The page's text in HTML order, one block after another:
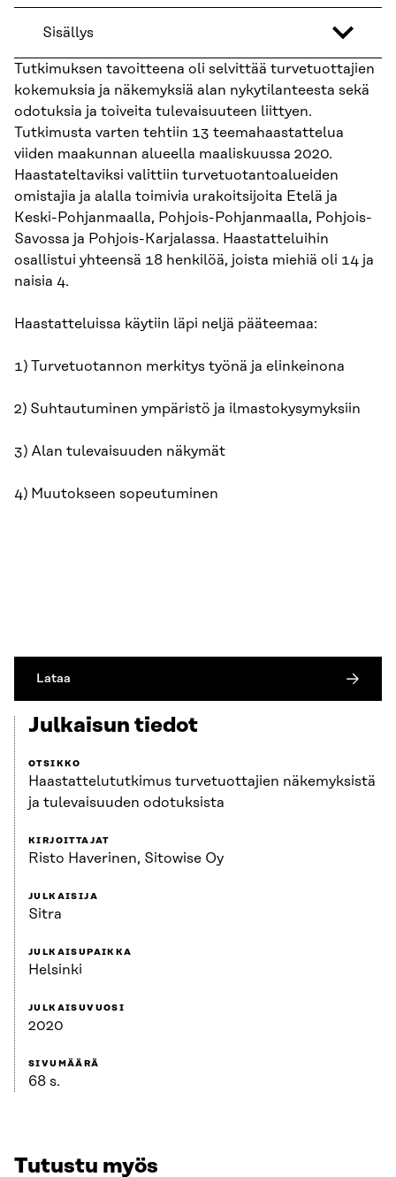
Sisällys
Tutkimuksen tavoitteena oli selvittää turvetuottajien
kokemuksia ja näkemyksiä alan nykytilanteesta sekä
odotuksia ja toiveita tulevaisuuteen liittyen.
Tutkimusta varten tehtiin 13 teemahaastattelua
viiden maakunnan alueella maaliskuussa 2020.
Haastateltaviksi valittiin turvetuotantoalueiden
omistajia ja alalla toimivia urakoitsijoita Etelä ja
Keski-Pohjanmaalla, Pohjois-Pohjanmaalla, Pohjois-
Savossa ja Pohjois-Karjalassa. Haastatteluihin
osallistui yhteensä 18 henkilöä, joista miehiä oli 14 ja
naisia 4.
Haastatteluissa käytiin läpi neljä pääteemaa:
1) Turvetuotannon merkitys työnä ja elinkeinona
2) Suhtautuminen ympäristö ja ilmastokysymyksiin
3) Alan tulevaisuuden näkymät
4) Muutokseen sopeutuminen
Lataa
Julkaisun tiedot
OTSIKKO
Haastattelututkimus turvetuottajien näkemyksistä
ja tulevaisuuden odotuksista
KIRJOITTAJAT
Risto Haverinen, Sitowise Oy
JULKAISIJA
Sitra
JULKAISUPAIKKA
Helsinki
JULKAISUVUOSI
2020
SIVUMÄÄRÄ
68 s.
Tutustu myös